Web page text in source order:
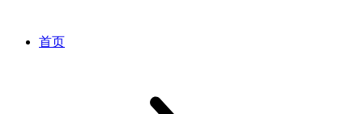
首页